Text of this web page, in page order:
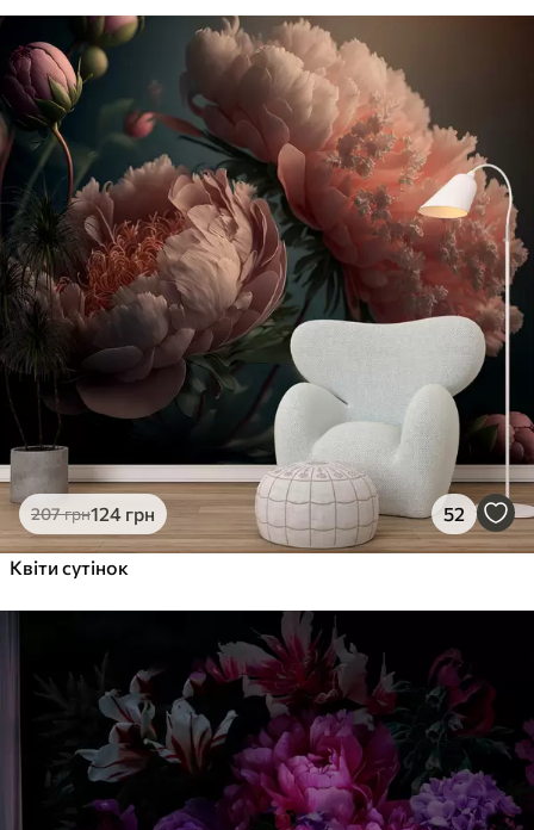
207грн124 грн 52
Квіти сутінок